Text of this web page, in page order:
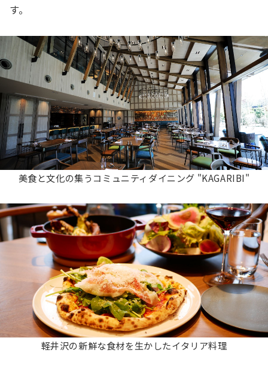
す。
美食と文化の集うコミュニティダイニング "KAGARIBI"
軽井沢の新鮮な⾷材を⽣かしたイタリア料理